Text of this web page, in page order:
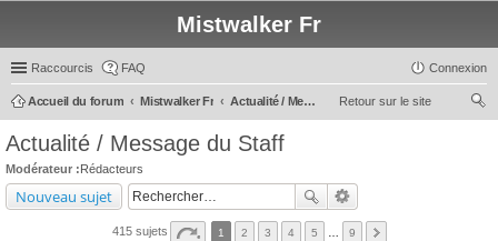
Mistwalker Fr
Raccourcis FAQ Connexion
Retour sur le site
Accueil du forum Mistwalker Fr
Actualité / Message du Staff
Actualité / Message du Staff
Modérateur :Rédacteurs
Nouveau sujet
415 sujets 1 2 3 4 5 9